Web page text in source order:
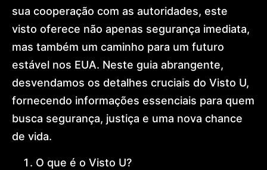
sua cooperação com as autoridades, este
visto oferece não apenas segurança imediata,
mas também um caminho para um futuro
estável nos EUA. Neste guia abrangente,
desvendamos os detalhes cruciais do Visto U,
fornecendo informações essenciais para quem
busca segurança, justiça e uma nova chance
de vida.
O que é o Visto U?